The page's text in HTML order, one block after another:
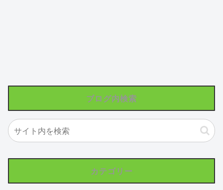
ブログ内検索
カテゴリー